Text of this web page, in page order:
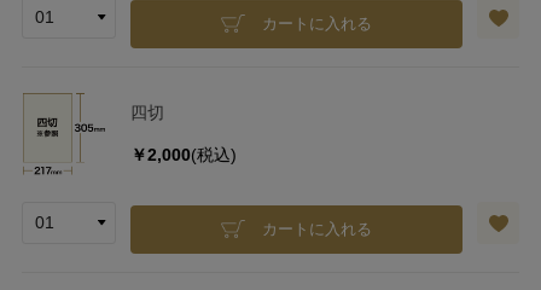
カートに入れる
四切
￥2,000(税込)
カートに入れる